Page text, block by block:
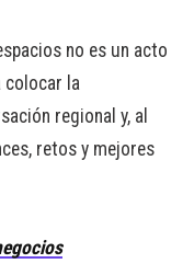
no es un acto
colocar la
regional y, al
retos y mejores